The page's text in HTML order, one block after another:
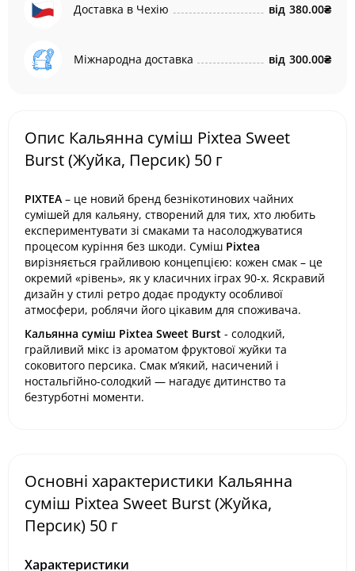
Доставка в Чехію від 380.00₴
Міжнародна доставка від 300.00₴
Опис Кальянна суміш Pixtea Sweet
Burst (Жуйка, Персик) 50 г
PIXTEA – це новий бренд безнікотинових чайних
сумішей для кальяну, створений для тих, хто любить
експериментувати зі смаками та насолоджуватися
процесом куріння без шкоди. Суміш Pixtea
вирізняється грайливою концепцією: кожен смак – це
окремий «рівень», як у класичних іграх 90-х. Яскравий
дизайн у стилі ретро додає продукту особливої
атмосфери, роблячи його цікавим для споживача.
Кальянна суміш Pixtea Sweet Burst - солодкий,
грайливий мікс із ароматом фруктової жуйки та
соковитого персика. Смак м’який, насичений і
ностальгійно-солодкий — нагадує дитинство та
безтурботні моменти.
Основні характеристики Кальянна
суміш Pixtea Sweet Burst (Жуйка,
Персик) 50 г
Характеристики